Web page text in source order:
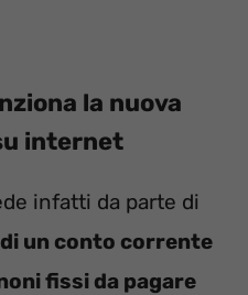
la nuova
internet
infatti da parte di
un conto corrente
fissi da pagare